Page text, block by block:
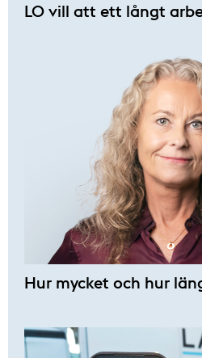
LO vill att ett långt
Hur mycket och hur